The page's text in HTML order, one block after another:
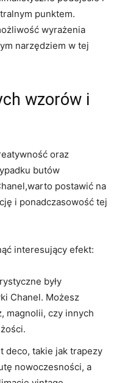
punktem.
wyrażenia
narzędziem w tej
wzorów i
oraz
butów
postawić na
i ponadczasowość tej
interesujący efekt:
były
Chanel. Możesz
magnolii, czy innych
deco, takie jak trapezy
nowoczesności, a